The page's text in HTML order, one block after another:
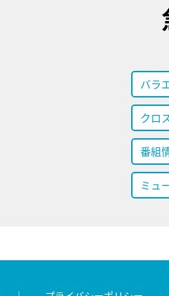
バラ
クロ
番組
ミュ